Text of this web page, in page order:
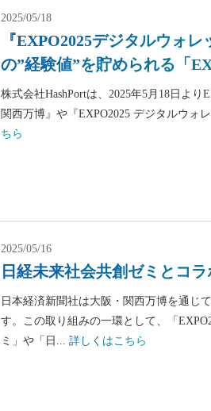
2025/05/18
『EXPO2025デジタルウォ
の”経験値”を貯められる「
株式会社HashPortは、2025年5月18日よ
関西万博』や『EXPO2025 デジタルウォ
ちら
2025/05/16
日経未来社会共創ゼミとコ
日本経済新聞社は大阪・関西万博を通じ
す。​この取り組みの一環として、「
ミ」や「日... 詳しくはこちら